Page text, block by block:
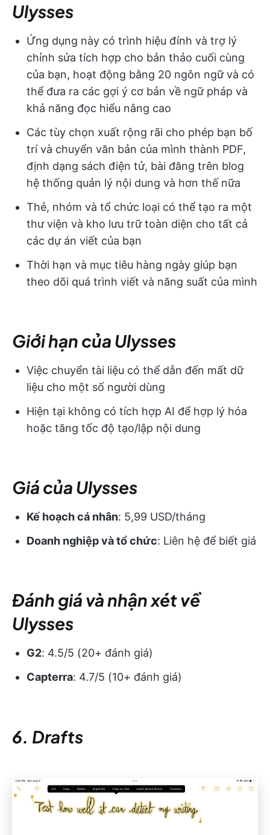
Ulysses
Ứng dụng này có trình hiệu đính và trợ lý
chỉnh sửa tích hợp cho bản thảo cuối cùng
của bạn, hoạt động bằng 20 ngôn ngữ và có
thể đưa ra các gợi ý cơ bản về ngữ pháp và
khả năng đọc hiểu nâng cao
Các tùy chọn xuất rộng rãi cho phép bạn bố
trí và chuyển văn bản của mình thành PDF,
định dạng sách điện tử, bài đăng trên blog
hệ thống quản lý nội dung và hơn thế nữa
Thẻ, nhóm và tổ chức loại có thể tạo ra một
thư viện và kho lưu trữ toàn diện cho tất cả
các dự án viết của bạn
Thời hạn và mục tiêu hàng ngày giúp bạn
theo dõi quá trình viết và năng suất của mình
Giới hạn của Ulysses
Việc chuyển tài liệu có thể dẫn đến mất dữ
liệu cho một số người dùng
Hiện tại không có tích hợp AI để hợp lý hóa
hoặc tăng tốc độ tạo/lập nội dung
Giá của Ulysses
Kế hoạch cá nhân: 5,99 USD/tháng
Doanh nghiệp và tổ chức: Liên hệ để biết giá
Đánh giá và nhận xét về
Ulysses
G2: 4.5/5 (20+ đánh giá)
Capterra: 4.7/5 (10+ đánh giá)
6. Drafts